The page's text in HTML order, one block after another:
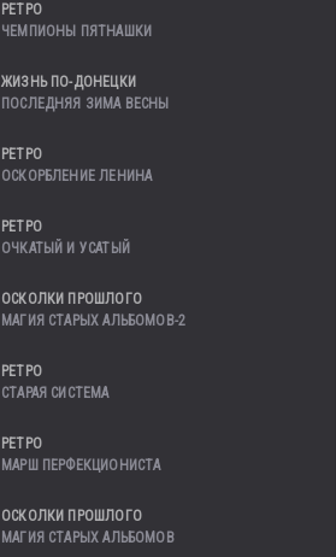
РЕТРО
ЧЕМПИОНЫ ПЯТНАШКИ
ЖИЗНЬ ПО-ДОНЕЦКИ
ПОСЛЕДНЯЯ ЗИМА ВЕСНЫ
РЕТРО
ОСКОРБЛЕНИЕ ЛЕНИНА
РЕТРО
ОЧКАТЫЙ И УСАТЫЙ
ОСКОЛКИ ПРОШЛОГО
МАГИЯ СТАРЫХ АЛЬБОМОВ-2
РЕТРО
СТАРАЯ СИСТЕМА
РЕТРО
МАРШ ПЕРФЕКЦИОНИСТА
ОСКОЛКИ ПРОШЛОГО
МАГИЯ СТАРЫХ АЛЬБОМОВ